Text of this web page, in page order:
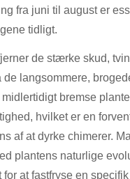
fra juni til august er
tidligt.
de stærke skud,
de langsommere,
midlertidigt bremse
hvilket er en
af at dyrke chimerer.
plantens naturlige
for at fastfryse en